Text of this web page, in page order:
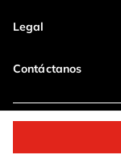
Legal
Contáctanos
Pagos 100%